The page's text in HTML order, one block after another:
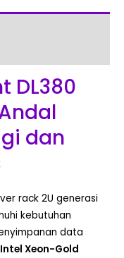
DL380
dan
rack 2U generasi
kebutuhan
data
Intel Xeon-Gold